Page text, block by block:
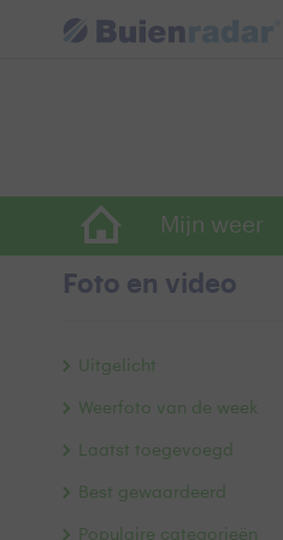
Mijn weer
Foto en video
Uitgelicht
Weerfoto van de week
Laatst toegevoegd
Best gewaardeerd
Populaire categorieën